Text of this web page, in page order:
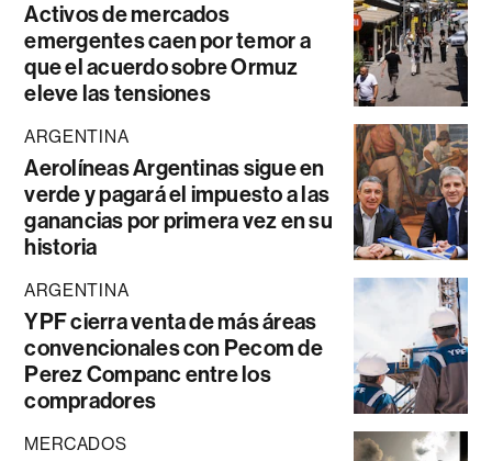
Activos de mercados
emergentes caen por temor a
que el acuerdo sobre Ormuz
eleve las tensiones
ARGENTINA
Aerolíneas Argentinas sigue en
verde y pagará el impuesto a las
ganancias por primera vez en su
historia
ARGENTINA
YPF cierra venta de más áreas
convencionales con Pecom de
Perez Companc entre los
compradores
MERCADOS